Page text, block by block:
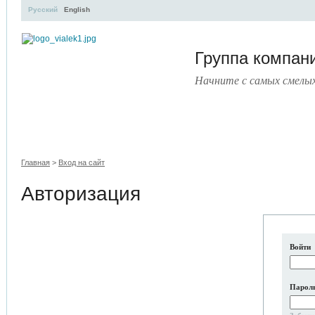
Группа
Начните с самых
Русский English
Главная > Вход на сайт
Авторизация
Войти